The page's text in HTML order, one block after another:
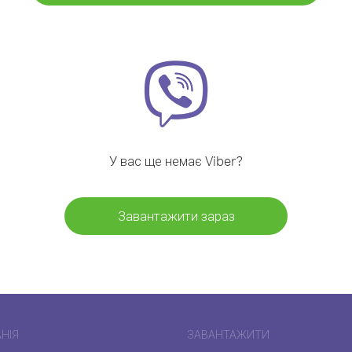
У вас ще немає Viber?
Завантажити зараз
ЗАВАНТАЖИТИ